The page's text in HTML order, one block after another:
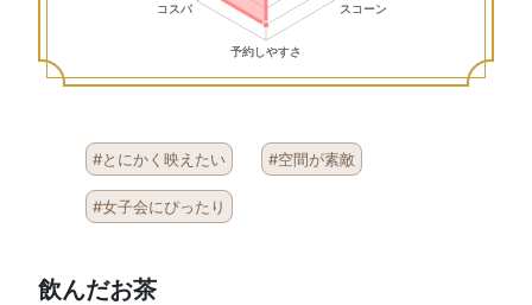
#とにかく映えたい #空間が素敵
#女子会にぴったり
飲んだお茶